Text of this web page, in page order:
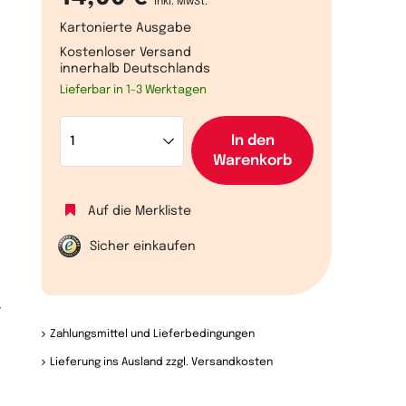
Kartonierte Ausgabe
Kostenloser Versand
innerhalb Deutschlands
Lieferbar in 1-3 Werktagen
In den
Warenkorb
Auf die Merkliste
Sicher einkaufen
Zahlungsmittel und Lieferbedingungen
Lieferung ins Ausland zzgl. Versandkosten